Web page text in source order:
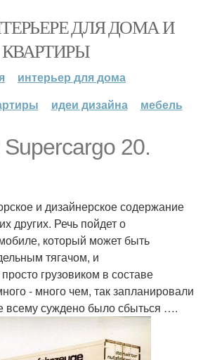
ДЛЯ ДОМА И
КВАРТИРЫ
интерьер для дома
идеи дизайна мебель
20.
и дизайнерское содержание
других. Речь пойдет о
который может быть
тягачом, и
грузовиком в составе
- много чем, так запланировали
всему суждено было сбыться ….